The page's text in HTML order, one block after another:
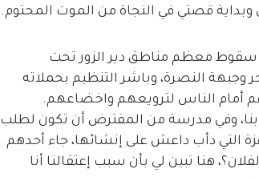
وبداية قصتي في النجاة من الموت المحتوم.
سقوط معظم مناطق دير الزور تحت
الجيش الحر وجبهة النصرة، وباشر التنظيم بحملاته
أمام الناس لترويعهم واخضاعهم.
وفي مدرسة من المفترض أن تكون لطلب
التي دأب داعش على إنشائها، جاء أحدهم
هنا تبين لي بأن سبب إعتقالنا أنا